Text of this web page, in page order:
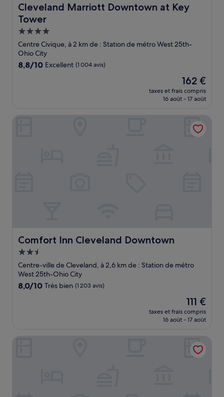
Cleveland Marriott Downtown at Key
Tower
Cleveland Marriott Downtown at Key Tower
Hébergement
4.0 étoiles
Centre Civique, à 2 km de : Station de métro West 25th-
Ohio City
8.8
8,8/10 Excellent (1 004 avis)
Le
nouveau
prix
de
162 €
162 €
taxes et frais compris
16 août - 17 août
Comfort Inn Cleveland Downtown
Comfort Inn Cleveland Downtown
Hébergement
2.5 étoiles
Centre-ville de Cleveland, à 2,6 km de : Station de métro
West 25th-Ohio City
8.0
8,0/10 Très bien (1 203 avis)
Le
nouveau
prix
de
111 €
111 €
taxes et frais compris
16 août - 17 août